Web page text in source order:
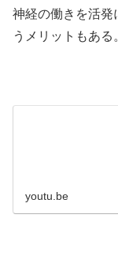
神経の働きを活発
うメリットもある
youtu.be